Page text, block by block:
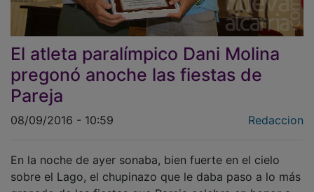
El atleta paralímpico Dani Molina
pregonó anoche las fiestas de
Pareja
08/09/2016 - 10:59
sobre el Lago, el chupinazo que le daba paso a lo más
granado de las fiestas que Pareja celebra en honor a